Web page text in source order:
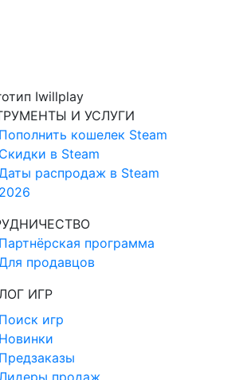
И УСЛУГИ
Пополнить кошелек Steam
Скидки в Steam
распродаж в Steam
2026
Партнёрская программа
продавцов
ИГР
Поиск игр
Новинки
Предзаказы